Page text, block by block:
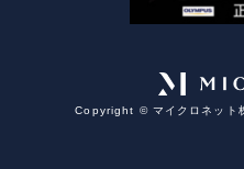
Copyright ©︎ マイクロネッ